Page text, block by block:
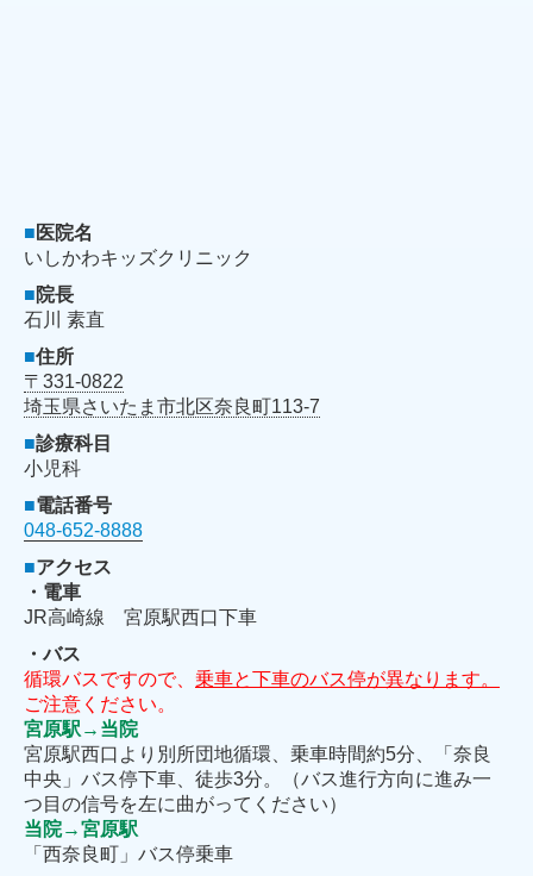
■ 医院名
いしかわキッズクリニック
■院長
石川 素直
■住所
〒331-0822
埼玉県さいたま市北区奈良町113-7
■診療科目
小児科
■電話番号
048-652-8888
■アクセス
・電車
JR高崎線 宮原駅西口下車
・バス
循環バスですので、 乗車と下車のバス停が異なります。
ご注意ください。
宮原駅→当院
宮原駅西口より別所団地循環、乗車時間約5分、「奈良
中央」バス停下車、徒歩3分。（バス進行方向に進み一
つ目の信号を左に曲がってください）
当院→宮原駅
「西奈良町」バス停乗車